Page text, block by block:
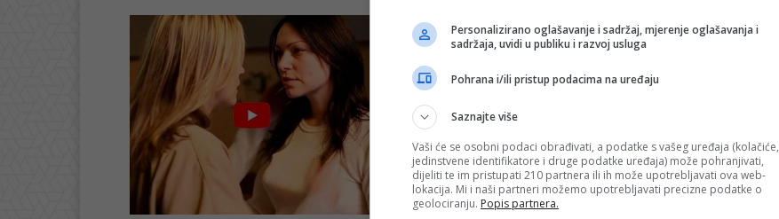
Personalizirano oglašavanje i sadržaj, mjerenje oglašavanja i
sadržaja, uvidi u publiku i razvoj usluga
Pohrana i/ili pristup podacima na uređaju
Saznajte više
Vaši će se osobni podaci obrađivati, a podatke s vašeg uređaja (kolačiće,
jedinstvene identifikatore i druge podatke uređaja) može pohranjivati,
dijeliti te im pristupati 210 partnera ili ih može upotrebljavati ova web-
lokacija. Mi i naši partneri možemo upotrebljavati precizne podatke o
geolociranju. Popis partnera.